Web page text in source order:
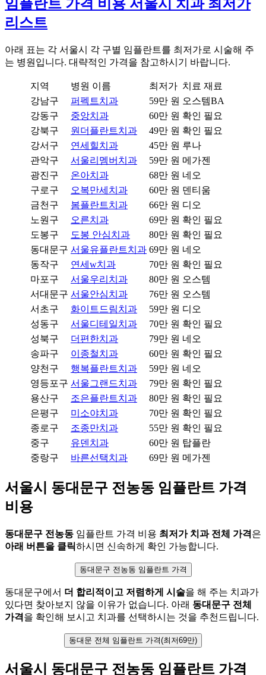
임플란트 가격 비용 서울시 치과 최저가
리스트
아래 표는 각 서울시 각 구별 임플란트를 최저가로 시술해 주
는 병원입니다. 대략적인 가격을 참고하시기 바랍니다.
지역 병원 이름 최저가 치료 재료
강남구
퍼펙트치과 59만 원 오스템BA
강동구
중앙치과 60만 원 확인 필요
강북구
원더플란트치과 49만 원 확인 필요
강서구
연세힐치과 45만 원 루나
관악구
서울리멤버치과 59만 원 메가젠
광진구
온아치과 68만 원 네오
구로구
오복만세치과 60만 원 덴티움
금천구
봄플란트치과 66만 원 디오
노원구
오른치과 69만 원 확인 필요
도봉구
도봉 안심치과 80만 원 확인 필요
동대문구 서울유플란트치과 69만 원 네오
동작구
연세w치과 70만 원 확인 필요
마포구
서울우리치과 80만 원 오스템
서대문구 서울안심치과 76만 원 오스템
서초구
화이트드림치과 59만 원 디오
성동구
서울디테일치과 70만 원 확인 필요
성북구
더편한치과 79만 원 네오
송파구
이종철치과 60만 원 확인 필요
양천구
행복플란트치과 59만 원 네오
영등포구 서울그랜드치과 79만 원 확인 필요
용산구
조은플란트치과 80만 원 확인 필요
은평구
미소야치과 70만 원 확인 필요
종로구
조종만치과 55만 원 확인 필요
중구
유덴치과 60만 원 탑플란
중랑구
바른선택치과 69만 원 메가젠
서울시 동대문구 전농동 임플란트 가격
비용
동대문구 전농동 임플란트 가격 비용 최저가 치과 전체 가격은
아래 버튼을 클릭하시면 신속하게 확인 가능합니다.
동대문구 전농동 임플란트 가격
동대문구에서 더 합리적이고 저렴하게 시술을 해 주는 치과가
있다면 찾아보지 않을 이유가 없습니다. 아래 동대문구 전체
가격을 확인해 보시고 치과를 선택하시는 것을 추천드립니다.
동대문 전체 임플란트 가격(최저69만)
서울시 동대문구 전농동 임플란트 가격